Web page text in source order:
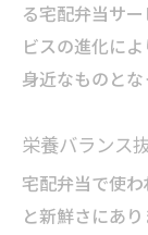
る宅配弁当サ
ビスの進化に
身近なものとな
栄養バランス
宅配弁当で使
と新鮮さにあ